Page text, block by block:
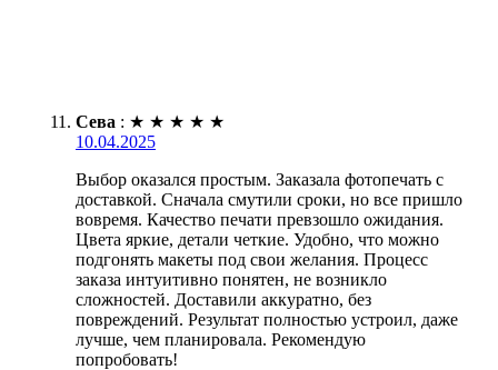
Сева : ★ ★ ★ ★ ★
10.04.2025
Выбор оказался простым. Заказала фотопечать с
доставкой. Сначала смутили сроки, но все пришло
вовремя. Качество печати превзошло ожидания.
Цвета яркие, детали четкие. Удобно, что можно
подгонять макеты под свои желания. Процесс
заказа интуитивно понятен, не возникло
сложностей. Доставили аккуратно, без
повреждений. Результат полностью устроил, даже
лучше, чем планировала. Рекомендую
попробовать!